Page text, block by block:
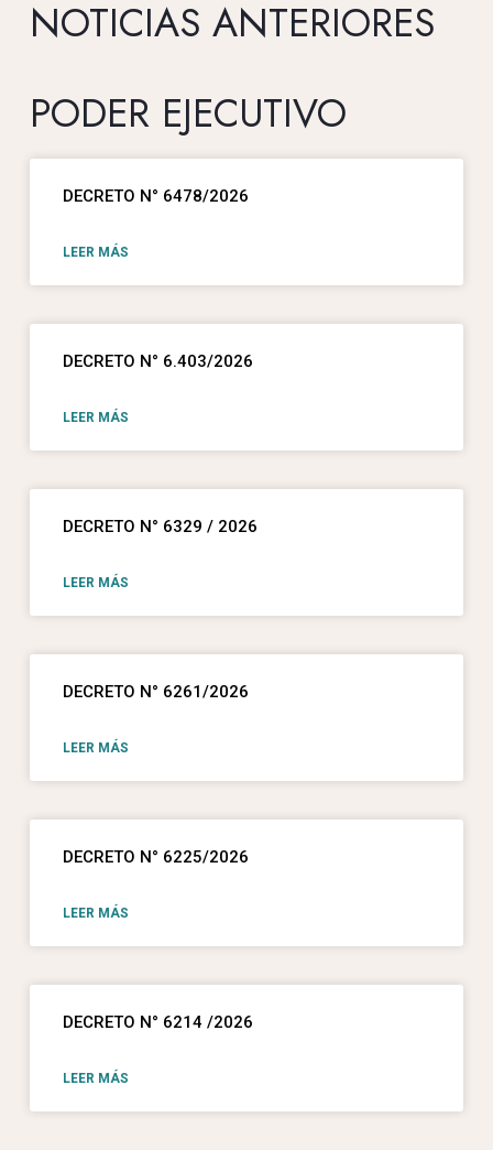
NOTICIAS ANTERIORES
PODER EJECUTIVO
DECRETO N° 6478/2026
LEER MÁS
DECRETO N° 6.403/2026
LEER MÁS
DECRETO N° 6329 / 2026
LEER MÁS
DECRETO N° 6261/2026
LEER MÁS
DECRETO N° 6225/2026
LEER MÁS
DECRETO N° 6214 /2026
LEER MÁS